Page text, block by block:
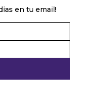
en tu email!